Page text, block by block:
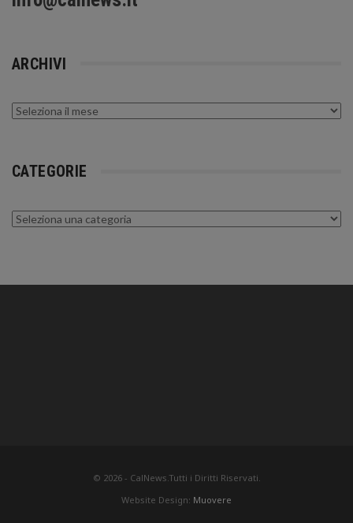
ARCHIVI
Archivi
CATEGORIE
Categorie
© 2026 - CalNews.Tutti i Diritti Riservati.
Website Design: Muovere